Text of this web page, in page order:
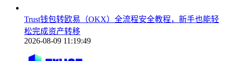
Trust钱包转欧易（OKX）全流程安全教程，新手也能轻
松完成资产转移
2026-08-09 11:19:49